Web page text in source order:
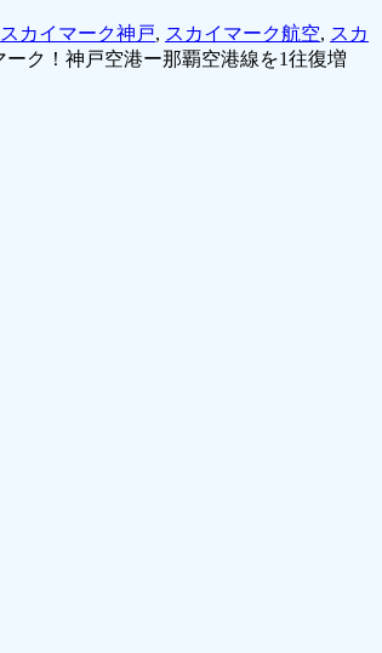
スカイマーク神戸, スカイマーク航空, スカ
ーク！神戸空港ー那覇空港線を1往復増